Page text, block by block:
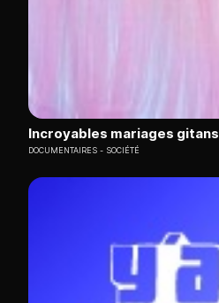
Incroyables mariages gitans
DOCUMENTAIRES SOCIÉTÉ